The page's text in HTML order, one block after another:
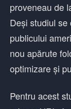
proveneau de
Deși studiul
publicului
nou apărute
optimizare și
Pentru acest